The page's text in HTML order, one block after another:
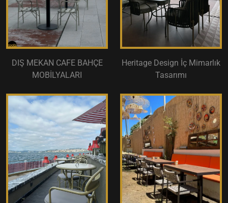
DIŞ MEKAN CAFE BAHÇE
MOBİLYALARI
Heritage Design İç Mimarlık
Tasarımı